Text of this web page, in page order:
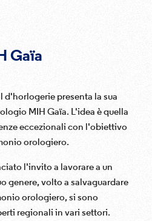
Gaïa
d'horlogerie presenta la sua
MIH Gaïa. L'idea è quella
eccezionali con l'obiettivo
orologiero.
l'invito a lavorare a un
genere, volto a salvaguardare
orologiero, si sono
regionali in vari settori.